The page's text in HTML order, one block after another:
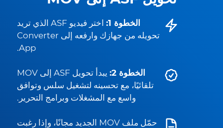
الخطوة 1:
اختر فيديو ASF الذي تريد
تحويله من جهازك وارفعه إلى Converter
App.
الخطوة 2:
يبدأ تحويل ASF إلى MOV
تلقائيًا، مع تحسينه لتشغيل سلس وتوافق
واسع مع المشغلات وبرامج التحرير.
حمّل ملف MOV الجديد مجانًا، وإذا رغبت